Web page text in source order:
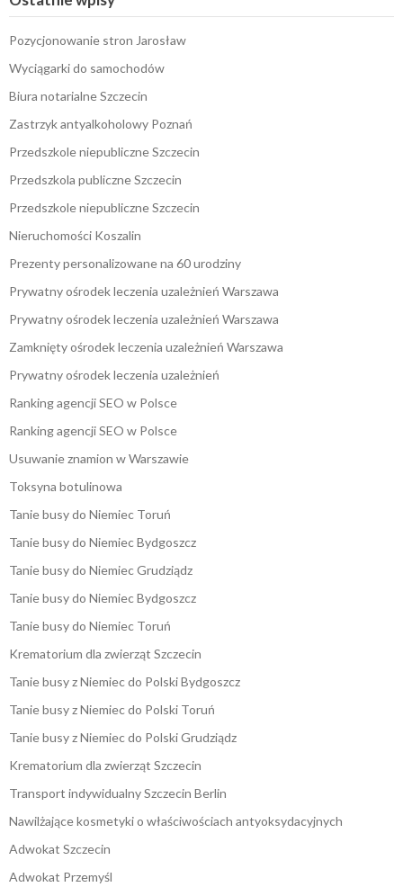
Pozycjonowanie stron Jarosław
Wyciągarki do samochodów
Biura notarialne Szczecin
Zastrzyk antyalkoholowy Poznań
Przedszkole niepubliczne Szczecin
Przedszkola publiczne Szczecin
Przedszkole niepubliczne Szczecin
Nieruchomości Koszalin
Prezenty personalizowane na 60 urodziny
Prywatny ośrodek leczenia uzależnień Warszawa
Prywatny ośrodek leczenia uzależnień Warszawa
Zamknięty ośrodek leczenia uzależnień Warszawa
Prywatny ośrodek leczenia uzależnień
Ranking agencji SEO w Polsce
Ranking agencji SEO w Polsce
Usuwanie znamion w Warszawie
Toksyna botulinowa
Tanie busy do Niemiec Toruń
Tanie busy do Niemiec Bydgoszcz
Tanie busy do Niemiec Grudziądz
Tanie busy do Niemiec Bydgoszcz
Tanie busy do Niemiec Toruń
Krematorium dla zwierząt Szczecin
Tanie busy z Niemiec do Polski Bydgoszcz
Tanie busy z Niemiec do Polski Toruń
Tanie busy z Niemiec do Polski Grudziądz
Krematorium dla zwierząt Szczecin
Transport indywidualny Szczecin Berlin
Nawilżające kosmetyki o właściwościach antyoksydacyjnych
Adwokat Szczecin
Adwokat Przemyśl